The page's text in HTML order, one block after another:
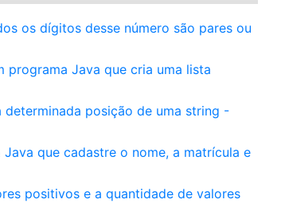
os dígitos desse número são pares ou
programa Java que cria uma lista
posição de uma string -
que cadastre o nome, a matrícula e
positivos e a quantidade de valores